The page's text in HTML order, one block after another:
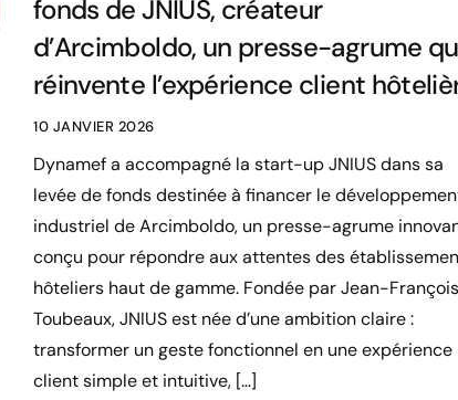
fonds de JNIUS, créateur
d’Arcimboldo, un presse-agrume
réinvente l’expérience client
10 JANVIER 2026
Dynamef a accompagné la start-up JNIUS dans sa
levée de fonds destinée à financer le
industriel de Arcimboldo, un presse-agrume
conçu pour répondre aux attentes des
hôteliers haut de gamme. Fondée par Jean-François
Toubeaux, JNIUS est née d’une ambition claire :
transformer un geste fonctionnel en une expérience
client simple et intuitive, […]